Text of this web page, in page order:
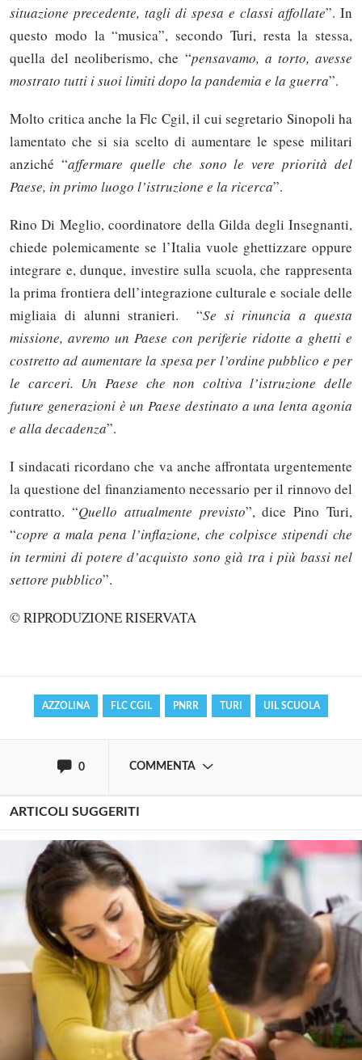
situazione precedente, tagli di spesa e classi affollate”. In
questo modo la “musica”, secondo Turi, resta la stessa,
quella del neoliberismo, che “pensavamo, a torto, avesse
mostrato tutti i suoi limiti dopo la pandemia e la guerra”.
Molto critica anche la Flc Cgil, il cui segretario Sinopoli ha
lamentato che si sia scelto di aumentare le spese militari
anziché “affermare quelle che sono le vere priorità del
Paese, in primo luogo l’istruzione e la ricerca”.
Rino Di Meglio, coordinatore della Gilda degli Insegnanti,
chiede polemicamente se l’Italia vuole ghettizzare oppure
integrare e, dunque, investire sulla scuola, che rappresenta
la prima frontiera dell’integrazione culturale e sociale delle
migliaia di alunni stranieri. “Se si rinuncia a questa
missione, avremo un Paese con periferie ridotte a ghetti e
costretto ad aumentare la spesa per l’ordine pubblico e per
le carceri. Un Paese che non coltiva l’istruzione delle
future generazioni è un Paese destinato a una lenta agonia
e alla decadenza”.
I sindacati ricordano che va anche affrontata urgentemente
la questione del finanziamento necessario per il rinnovo del
contratto. “Quello attualmente previsto”, dice Pino Turi,
“copre a mala pena l’inflazione, che colpisce stipendi che
in termini di potere d’acquisto sono già tra i più bassi nel
settore pubblico”.
© RIPRODUZIONE RISERVATA
AZZOLINA FLC CGIL PNRR TURI UIL SCUOLA
0 COMMENTA
Solo gli utenti registrati possono
ARTICOLI SUGGERITI